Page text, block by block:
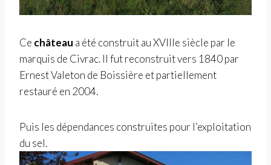
Ce château a été construit au XVIIIe siècle par le
marquis de Civrac. Il fut reconstruit vers 1840 par
Ernest Valeton de Boissière et partiellement
restauré en 2004.
Puis les dépendances construites pour l’exploitation
du sel.